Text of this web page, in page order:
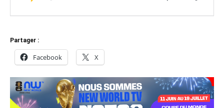
Partager :
Facebook X